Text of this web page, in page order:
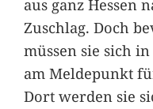
aus ganz Hessen
Zuschlag. Doch
müssen sie sich
am Meldepunkt
Dort werden sie